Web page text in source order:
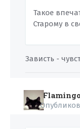
Такое
Старому в
Зависть -
Flamingo